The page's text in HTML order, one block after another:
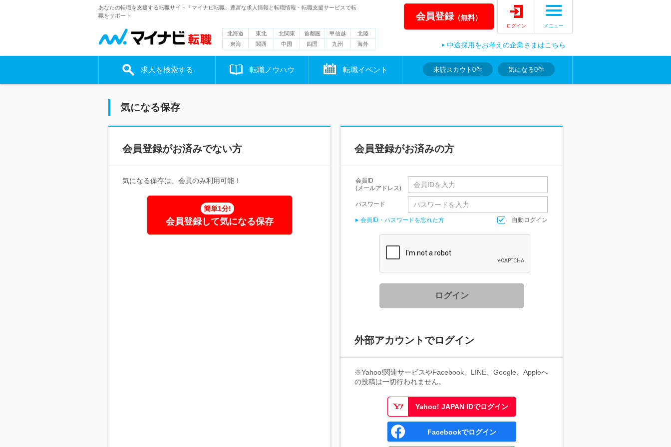
あなたの転職を支援する転職サイト「マイナビ転職」豊富な求人情報と転職情報・転職支援サービスで転
職をサポート
北海道 東北 北関東 首都圏 甲信越
北陸
東海
関西 中国 四国 九州 海外
会員登録（無料）
ログイン メニュー
中途採用をお考えの企業さまはこちら
求人を検索する 転職ノウハウ 転職イベント 未読スカウト 0件 気になる0件
気になる保存
会員登録がお済みでない方
気になる保存は、会員のみ利用可能！
簡単1分!
会員登録して気になる保存
会員登録がお済みの方
会員ID
(メールアドレス)
パスワード
会員ID・パスワードを忘れた方 自動ログイン
ログイン
外部アカウントでログイン
※Yahoo!関連サービスやFacebook、LINE、Google、Appleへ
の投稿は一切行われません。
Yahoo! JAPAN IDでログイン
Facebookでログイン